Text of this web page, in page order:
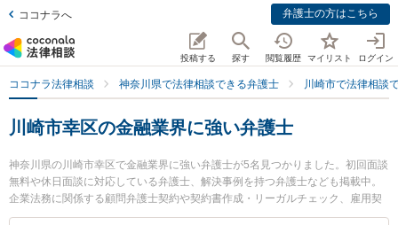
ココナラへ 弁護士の方はこちら
投稿する 探す 閲覧履歴 マイリスト ログイン
ココナラ法律相談 神奈川県で法律相談できる弁護士 川崎市で法律相談
川崎市幸区の金融業界に強い弁護士
神奈川県の川崎市幸区で金融業界に強い弁護士が5名見つかりました。初回面談
無料や休日面談に対応している弁護士、解決事例を持つ弁護士なども掲載中。
企業法務に関係する顧問弁護士契約や契約書作成・リーガルチェック、雇用契
約書・就業規則作成等の細かな分野での絞り込み検索もでき便利です。特に東